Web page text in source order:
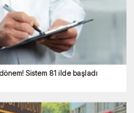
Sistem 81 ilde başladı